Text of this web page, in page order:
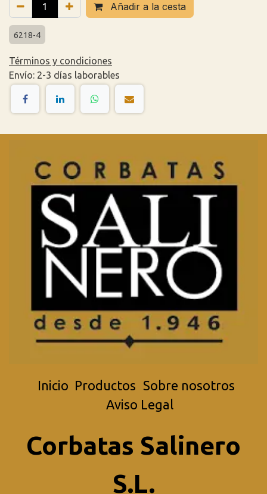
Añadir a la cesta
6218-4
Términos y condiciones
Envío: 2-3 días laborables
Inicio Productos Sobre nosotros
Aviso Legal
Corbatas Salinero
S.L.